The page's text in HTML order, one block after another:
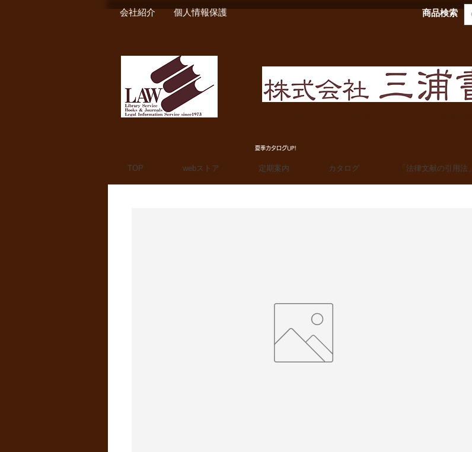
会社紹介 個人情報保護 商品検索
夏季カタログUP!
TOP webストア 定期案内 カタログ 「法律文献の引用法」